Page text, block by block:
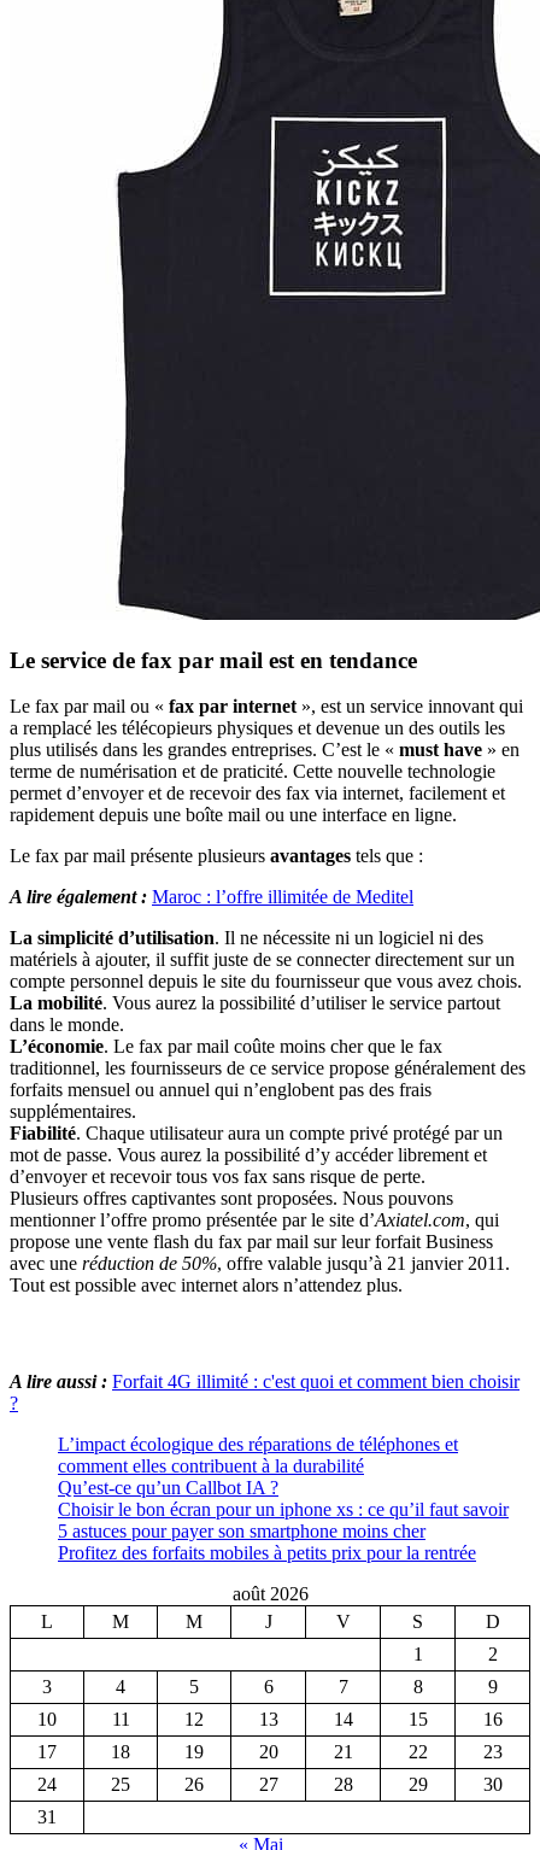
Le service de fax par mail est en tendance
Le fax par mail ou « fax par internet», est un service innovant qui
a remplacé les télécopieurs physiques et devenue un des outils les
plus utilisés dans les grandes entreprises. C’est le « must have » en
terme de numérisation et de praticité. Cette nouvelle technologie
permet d’envoyer et de recevoir des fax via internet, facilement et
rapidement depuis une boîte mail ou une interface en ligne.
Le fax par mail présente plusieurs avantages tels que :
A lire également : Maroc : l’offre illimitée de Meditel
La simplicité d’utilisation. Il ne nécessite ni un logiciel ni des
matériels à ajouter, il suffit juste de se connecter directement sur un
compte personnel depuis le site du fournisseur que vous avez chois.
La mobilité. Vous aurez la possibilité d’utiliser le service partout
dans le monde.
L’économie. Le fax par mail coûte moins cher que le fax
traditionnel, les fournisseurs de ce service propose généralement des
forfaits mensuel ou annuel qui n’englobent pas des frais
supplémentaires.
Fiabilité. Chaque utilisateur aura un compte privé protégé par un
mot de passe. Vous aurez la possibilité d’y accéder librement et
d’envoyer et recevoir tous vos fax sans risque de perte.
Plusieurs offres captivantes sont proposées. Nous pouvons
mentionner l’offre promo présentée par le site d’Axiatel.com, qui
propose une vente flash du fax par mail sur leur forfait Business
avec une réduction de 50%, offre valable jusqu’à 21 janvier 2011.
Tout est possible avec internet alors n’attendez plus.
A lire aussi : Forfait 4G illimité : c'est quoi et comment bien choisir
?
L’impact écologique des réparations de téléphones et
comment elles contribuent à la durabilité
Qu’est-ce qu’un Callbot IA ?
Choisir le bon écran pour un iphone xs : ce qu’il faut savoir
5 astuces pour payer son smartphone moins cher
Profitez des forfaits mobiles à petits prix pour la rentrée
août 2026
L
M M J V S
D
1
2
3
4 5 6 7 8
9
10
11 12 13 14 15
16
17
18 19 20 21 22
23
24
25 26 27 28 29
30
31
« Mai